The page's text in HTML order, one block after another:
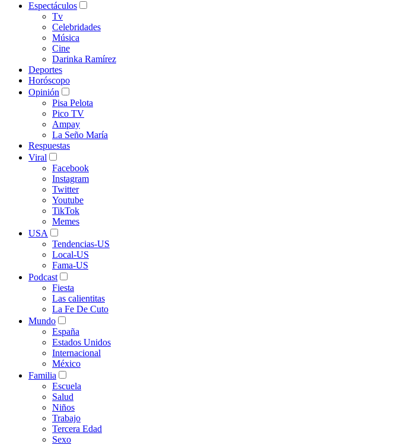
Espectáculos
Tv
Celebridades
Música
Cine
Darinka Ramírez
Deportes
Horóscopo
Opinión
Pisa Pelota
Pico TV
Ampay
La Seño María
Respuestas
Viral
Facebook
Instagram
Twitter
Youtube
TikTok
Memes
USA
Tendencias-US
Local-US
Fama-US
Podcast
Fiesta
Las calientitas
La Fe De Cuto
Mundo
España
Estados Unidos
Internacional
México
Familia
Escuela
Salud
Niños
Trabajo
Tercera Edad
Sexo